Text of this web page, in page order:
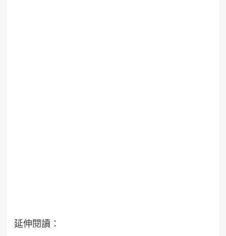
延伸閱讀：